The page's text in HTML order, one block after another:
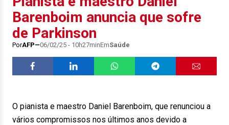
Barenboim anuncia que sofre
de Parkinson
PorAFP 06/02/25 - 10h27minEmSaúde
O pianista e maestro Daniel Barenboim, que renunciou a
vários compromissos nos últimos anos devido a